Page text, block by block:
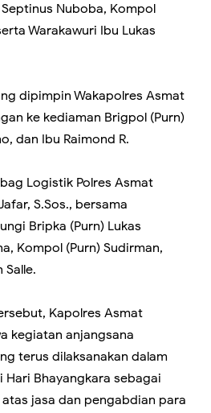
Nuboba, Kompol
Warakawuri Ibu Lukas
dipimpin Wakapolres Asmat
ke kediaman Brigpol (Purn)
dan Ibu Raimond R.
Logistik Polres Asmat
S.Sos., bersama
Bripka (Purn) Lukas
Kompol (Purn) Sudirman,
Salle.
Kapolres Asmat
kegiatan anjangsana
terus dilaksanakan dalam
Bhayangkara sebagai
jasa dan pengabdian para